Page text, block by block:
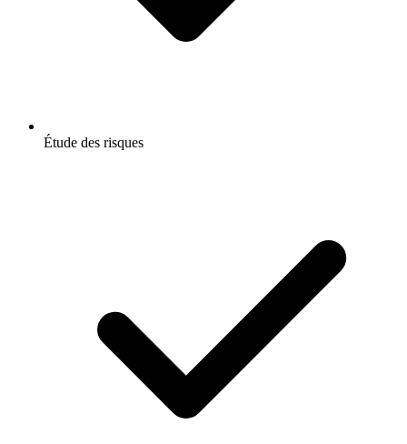
Étude des risques